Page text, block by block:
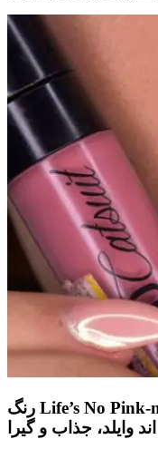
رنگ Life’s No Pink-nic رژ لب مات مایع مگالست وت
اند وایلد، جذاب و گیرا